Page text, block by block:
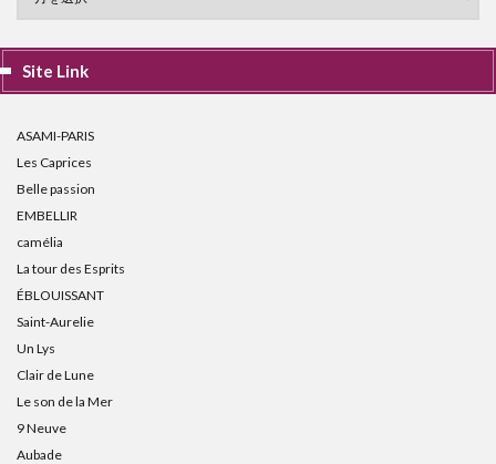
Site Link
ASAMI-PARIS
Les Caprices
Belle passion
EMBELLIR
camélia
La tour des Esprits
ÉBLOUISSANT
Saint-Aurelie
Un Lys
Clair de Lune
Le son de la Mer
9 Neuve
Aubade